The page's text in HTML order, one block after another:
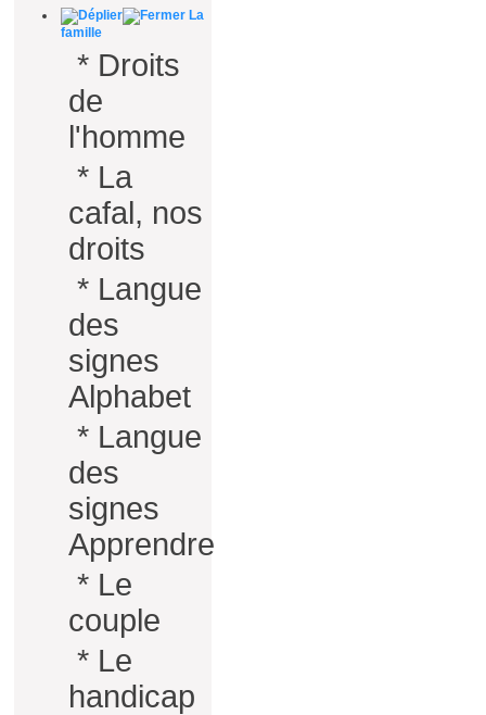
La
famille
* Droits
de
l'homme
* La
cafal, nos
droits
* Langue
des
signes
Alphabet
* Langue
des
signes
Apprendre
* Le
couple
* Le
handicap